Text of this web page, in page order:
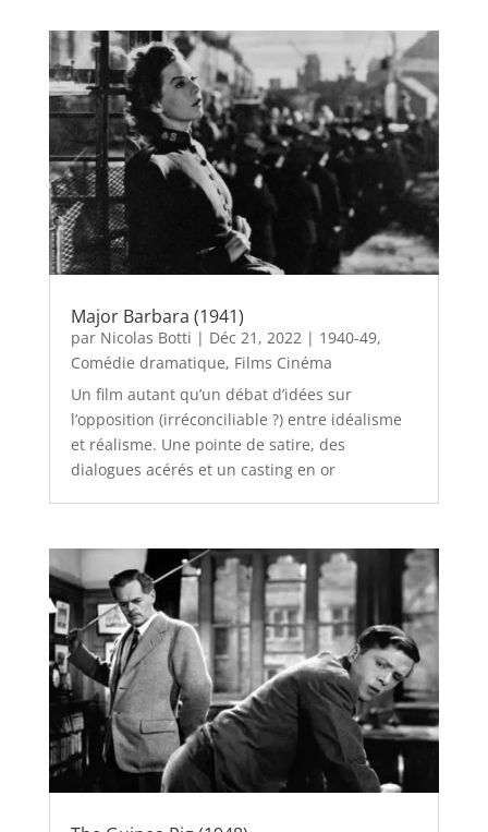
Major Barbara (1941)
par Nicolas Botti | Déc 21, 2022| 1940-49,
Comédie dramatique, Films Cinéma
Un film autant qu’un débat d’idées sur
l’opposition (irréconciliable ?) entre idéalisme
et réalisme. Une pointe de satire, des
dialogues acérés et un casting en or